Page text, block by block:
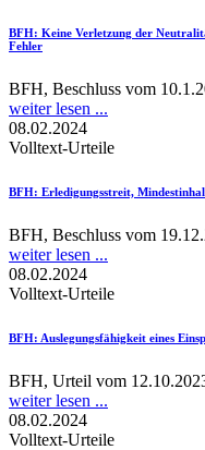
BFH: Keine Verletzung der
Fehler
BFH, Beschluss vom
weiter lesen ...
08.02.2024
Volltext-Urteile
BFH: Erledigungsstreit,
BFH, Beschluss vom
weiter lesen ...
08.02.2024
Volltext-Urteile
BFH: Auslegungsfähigkeit eines
BFH, Urteil vom
weiter lesen ...
08.02.2024
Volltext-Urteile